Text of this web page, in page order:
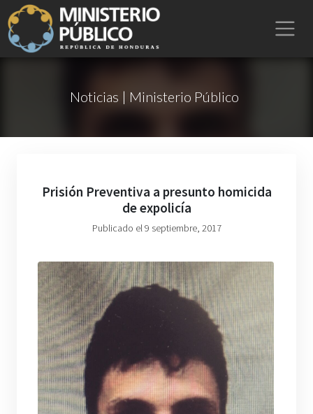
Noticias | Ministerio Público
Prisión Preventiva a presunto homicida
de expolicía
Publicado el 9 septiembre, 2017